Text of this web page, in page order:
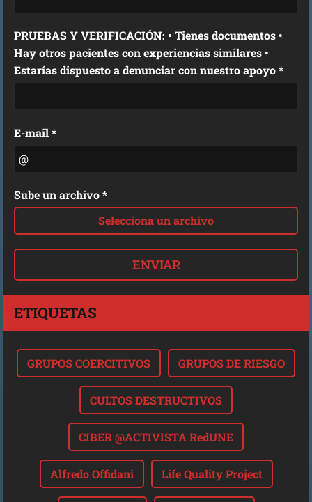
PRUEBAS Y VERIFICACIÓN: • Tienes documentos •
Hay otros pacientes con experiencias similares •
Estarías dispuesto a denunciar con nuestro apoyo *
E-mail *
Sube un archivo *
Selecciona un archivo
ETIQUETAS
GRUPOS COERCITIVOS GRUPOS DE RIESGO
CULTOS DESTRUCTIVOS
CIBER @ACTIVISTA RedUNE
Alfredo Offidani Life Quality Project